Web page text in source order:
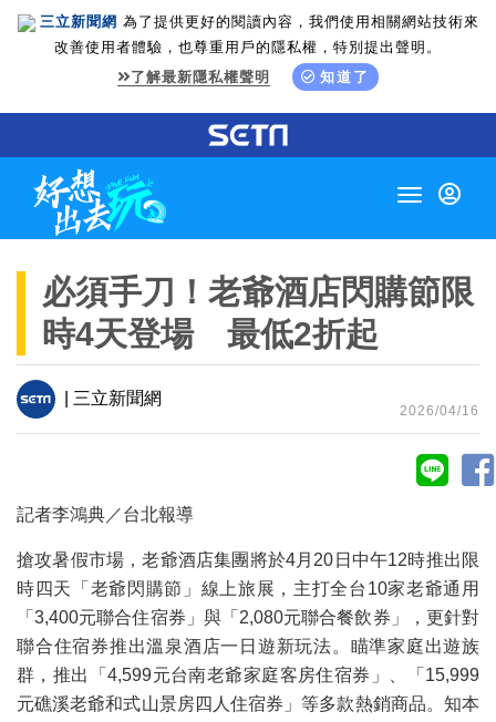
三立新聞網 為了提供更好的閱讀內容，我們使用相關網站技術來
改善使用者體驗，也尊重用戶的隱私權，特別提出聲明。
了解最新隱私權聲明
知道了
Toggle
必須手刀！老爺酒店閃購節限
時4天登場 最低2折起
| 三立新聞網
2026/04/16
記者李鴻典／台北報導
搶攻暑假市場，老爺酒店集團將於4月20日中午12時推出限
時四天「老爺閃購節」線上旅展，主打全台10家老爺通用
「3,400元聯合住宿券」與「2,080元聯合餐飲券」，更針對
聯合住宿券推出溫泉酒店一日遊新玩法。瞄準家庭出遊族
群，推出「4,599元台南老爺家庭客房住宿券」、「15,999
元礁溪老爺和式山景房四人住宿券」等多款熱銷商品。知本